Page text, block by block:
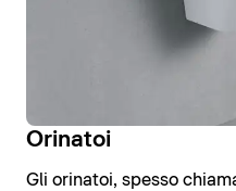
Orinatoi
Gli orinatoi, spesso